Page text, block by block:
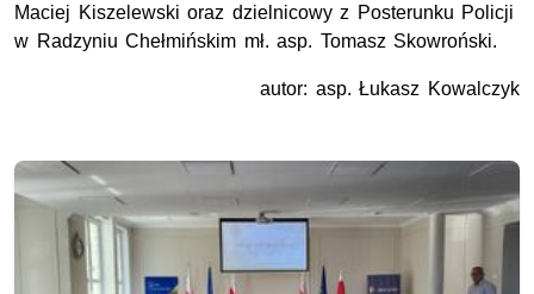
Maciej Kiszelewski oraz dzielnicowy z Posterunku Policji
w Radzyniu Chełmińskim mł. asp. Tomasz Skowroński.
autor: asp. Łukasz Kowalczyk